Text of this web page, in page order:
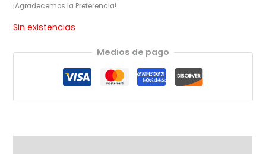
¡Agradecemos la Preferencia!
Sin existencias
Medios de pago